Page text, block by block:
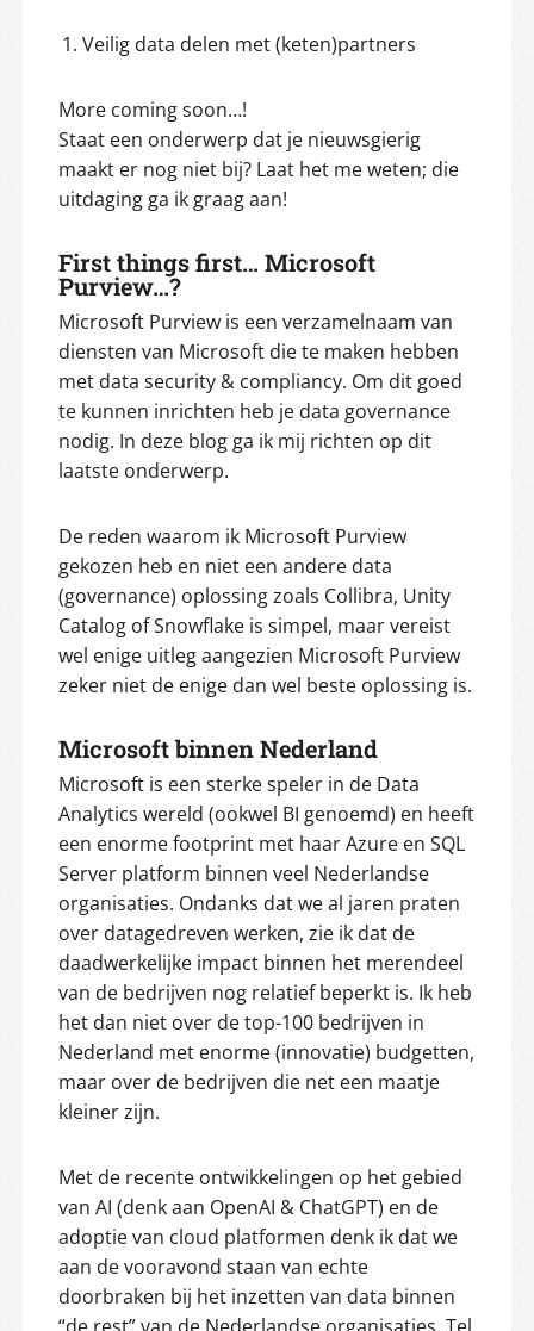
Veilig data delen met (keten)partners
More coming soon…!
Staat een onderwerp dat je nieuwsgierig
maakt er nog niet bij? Laat het me weten; die
uitdaging ga ik graag aan!
First things first… Microsoft
Purview…?
Microsoft Purview is een verzamelnaam van
diensten van Microsoft die te maken hebben
met data security & compliancy. Om dit goed
te kunnen inrichten heb je data governance
nodig. In deze blog ga ik mij richten op dit
laatste onderwerp.
De reden waarom ik Microsoft Purview
gekozen heb en niet een andere data
(governance) oplossing zoals Collibra, Unity
Catalog of Snowflake is simpel, maar vereist
wel enige uitleg aangezien Microsoft Purview
zeker niet de enige dan wel beste oplossing is.
Microsoft binnen Nederland
Microsoft is een sterke speler in de Data
Analytics wereld (ookwel BI genoemd) en heeft
een enorme footprint met haar Azure en SQL
Server platform binnen veel Nederlandse
organisaties. Ondanks dat we al jaren praten
over datagedreven werken, zie ik dat de
daadwerkelijke impact binnen het merendeel
van de bedrijven nog relatief beperkt is. Ik heb
het dan niet over de top-100 bedrijven in
Nederland met enorme (innovatie) budgetten,
maar over de bedrijven die net een maatje
kleiner zijn.
Met de recente ontwikkelingen op het gebied
van AI (denk aan OpenAI & ChatGPT) en de
adoptie van cloud platformen denk ik dat we
aan de vooravond staan van echte
doorbraken bij het inzetten van data binnen